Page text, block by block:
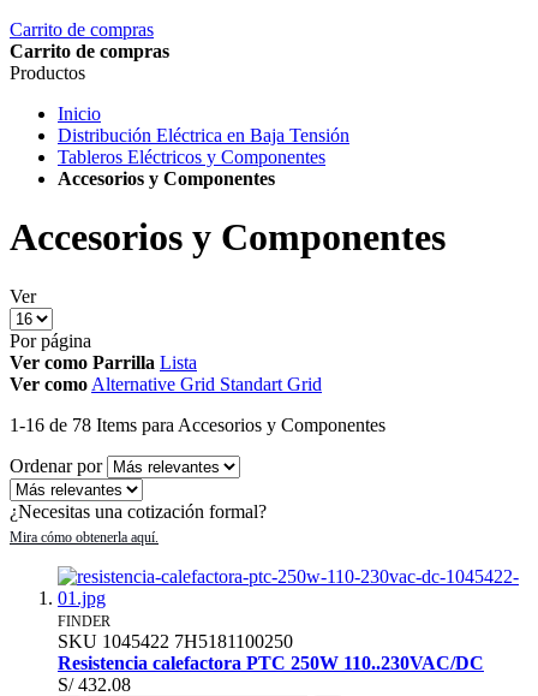
Carrito de compras
Carrito de compras
Productos
Inicio
Distribución Eléctrica en Baja Tensión
Tableros Eléctricos y Componentes
Accesorios y Componentes
Accesorios y Componentes
Ver
Por página
Ver como Parrilla Lista
Ver como Alternative Grid Standart Grid
1-16 de 78 Items para Accesorios y Componentes
Ordenar por
¿Necesitas una cotización formal?
FINDER
SKU 1045422 7H5181100250
Resistencia calefactora PTC 250W 110..230VAC/DC
S/ 432.08